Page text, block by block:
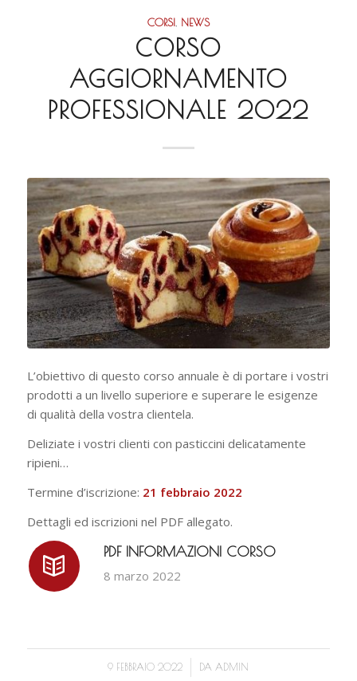
CORSI, NEWS
CORSO
AGGIORNAMENTO
PROFESSIONALE 2022
L’obiettivo di questo corso annuale è di portare i vostri
prodotti a un livello superiore e superare le esigenze
di qualità della vostra clientela.
Deliziate i vostri clienti con pasticcini delicatamente
ripieni…
Termine d’iscrizione: 21 febbraio 2022
Dettagli ed iscrizioni nel PDF allegato.
PDF INFORMAZIONI CORSO
8 marzo 2022
9 FEBBRAIO 2022
/ DA ADMIN